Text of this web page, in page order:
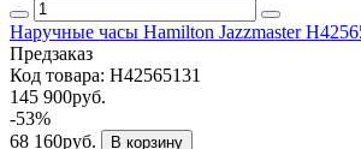
Наручные часы Hamilton Jazzmaster
Предзаказ
Код товара: H42565131
145 900руб.
-53%
68 160руб.
В корзину